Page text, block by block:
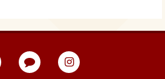
eventpeppers
Blog
eventpeppers